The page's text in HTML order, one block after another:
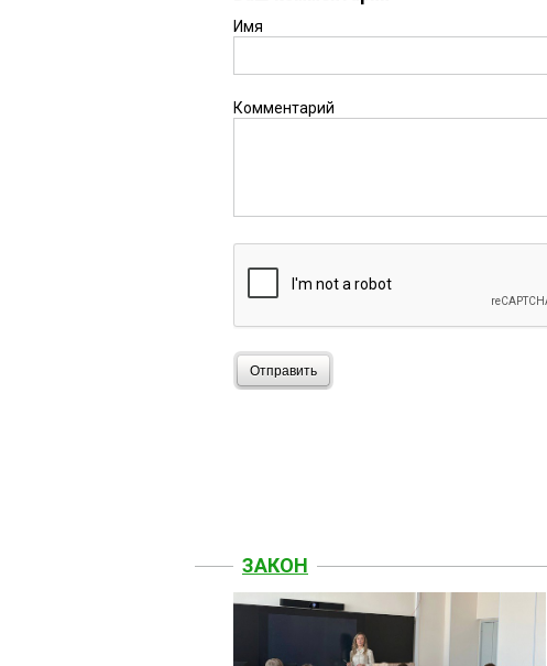
Имя
Комментарий
Отправить
ЗАКОН